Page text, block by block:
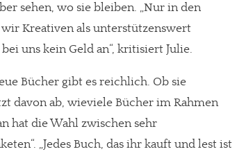
sehen, wo sie bleiben. „Nur in den
Kreativen als unterstützenswert
uns kein Geld an“, kritisiert Julie.
Bücher gibt es reichlich. Ob sie
davon ab, wieviele Bücher im Rahmen
hat die Wahl zwischen sehr
„Jedes Buch, das ihr kauft und lest ist